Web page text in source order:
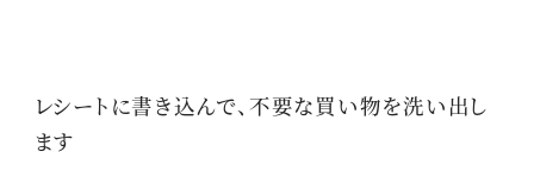
レシートに書き込んで、不要な買い物を洗い出し
ます